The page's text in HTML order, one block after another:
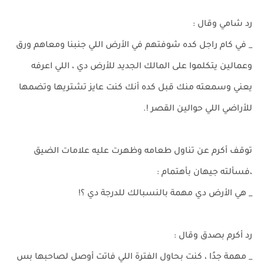
رد شامي وقال :
_ في كام راجل كده شوفتهم في الأرض اللي جنبنا ومعاهم ورق
وعمالين يتكلموا على المالك الجديد للأرض دي ، اللي اعرفه
يعني وسمعته منك قبل كده أنك كنت عايز تشتريها وتضمها
للأراضي اللي حوالين القصر !.
توقف أكرم عن تناول طعامه وظهرت عليه علامات الضيق
،فسألته جيهان بأهتمام :
_ هي الأرض دي مهمة بالنسبالك للدرجة دي ؟!
رد أكرم بصدق وقال :
_ مهمة جدًا ، كنت بحاول الفترة اللي فاتت أوصل لصاحبها بس